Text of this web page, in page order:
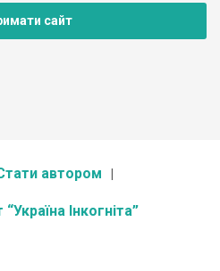
сайт
автором
Інкогніта”